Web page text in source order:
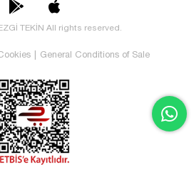
TEKİN All rights reserved.
General Conditions of Sale